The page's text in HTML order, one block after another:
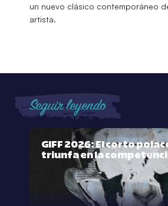
un nuevo clásico contemporáneo
artista.
Seguir leyendo
GIFF 2026: El corto
triunfa en la